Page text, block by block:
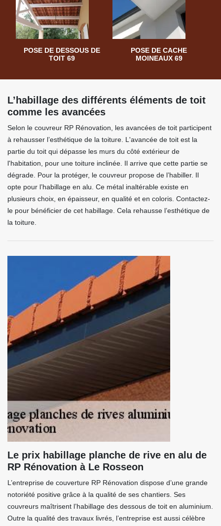
POSE DE DESSOUS DE
TOIT 69
POSE DE CACHE
MOINEAUX 69
L’habillage des différents éléments de toit
comme les avancées
Selon le couvreur RP Rénovation, les avancées de toit participent
à rehausser l’esthétique de la toiture. L'avancée de toit est la
partie du toit qui dépasse les murs du côté extérieur de
l'habitation, pour une toiture inclinée. Il arrive que cette partie se
dégrade. Pour la protéger, le couvreur propose de l’habiller. Il
opte pour l’habillage en alu. Ce métal inaltérable existe en
plusieurs choix, en épaisseur, en qualité et en coloris. Contactez-
le pour bénéficier de cet habillage. Cela rehausse l’esthétique de
la toiture.
Le prix habillage planche de rive en alu de
RP Rénovation à Le Rosseon
L’entreprise de couverture RP Rénovation dispose d’une grande
notoriété positive grâce à la qualité de ses chantiers. Ses
couvreurs maîtrisent l’habillage des dessous de toit en aluminium.
Outre la qualité des travaux livrés, l’entreprise est aussi célèbre